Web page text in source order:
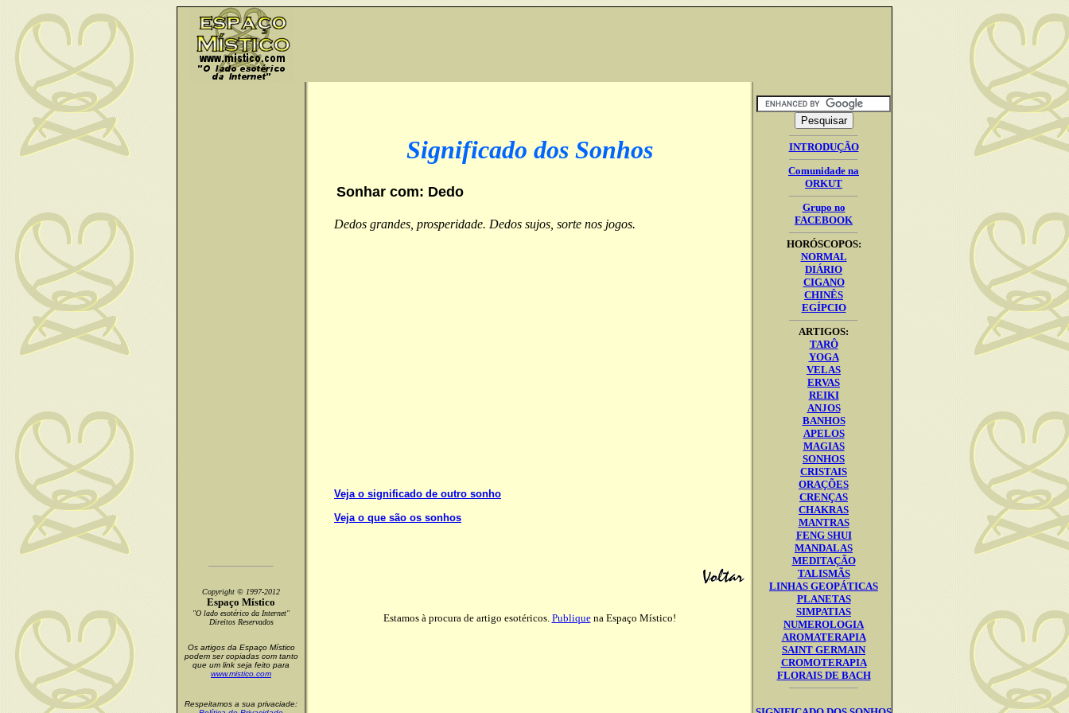
Copyright © 1997-2012
Espaço Místico
"O lado esotérico da Internet"
Direitos Reservados
Os artigos da Espaço Místico
podem ser copiadas com tanto
que um link seja feito para
www.mistico.com
Respeitamos a sua privaciade:
Significado dos Sonhos
Sonhar com: Dedo
Dedos grandes, prosperidade. Dedos sujos, sorte nos jogos.
Veja o significado de outro sonho
Veja o que são os sonhos
Estamos à procura de artigo esotéricos. Publiquena Espaço Místico!
INTRODUÇÃO
Comunidade na
ORKUT
Grupo no
FACEBOOK
HORÓSCOPOS:
NORMAL
DIÁRIO
CIGANO
CHINÊS
EGÍPCIO
ARTIGOS:
TARÔ
YOGA
VELAS
ERVAS
REIKI
ANJOS
BANHOS
APELOS
MAGIAS
SONHOS
CRISTAIS
ORAÇÕES
CRENÇAS
CHAKRAS
MANTRAS
FENG SHUI
MANDALAS
MEDITAÇÃO
TALISMÃS
LINHAS GEOPÁTICAS
PLANETAS
SIMPATIAS
NUMEROLOGIA
AROMATERAPIA
SAINT GERMAIN
CROMOTERAPIA
FLORAIS DE BACH